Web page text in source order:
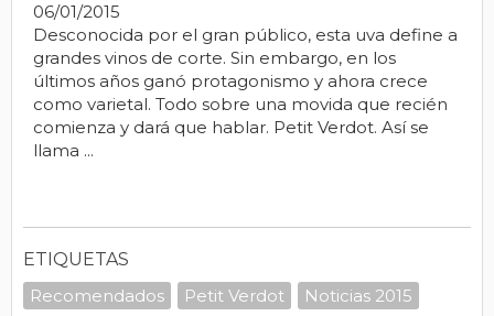
06/01/2015
Desconocida por el gran público, esta uva define a
grandes vinos de corte. Sin embargo, en los
últimos años ganó protagonismo y ahora crece
como varietal. Todo sobre una movida que recién
comienza y dará que hablar. Petit Verdot. Así se
llama ...
ETIQUETAS
Recomendados
Petit Verdot Noticias 2015